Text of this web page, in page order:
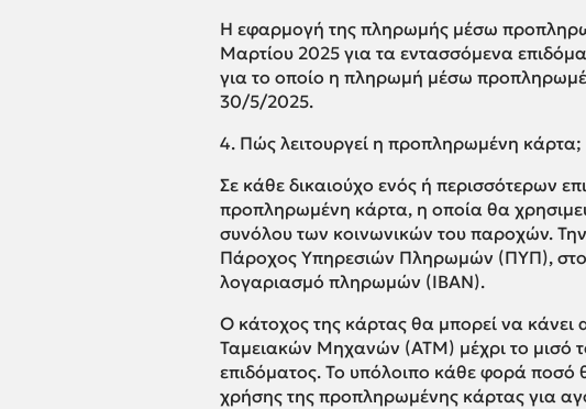
Η εφαρμογή της πληρωμής μέσω
Μαρτίου 2025 για τα εντασσόμενα
για το οποίο η πληρωμή μέσω
30/5/2025.
4. Πώς λειτουργεί η προπληρωμένη κάρτα;
Σε κάθε δικαιούχο ενός ή περισσότερων
προπληρωμένη κάρτα, η οποία θα
συνόλου των κοινωνικών του παροχών.
Πάροχος Υπηρεσιών Πληρωμών (ΠΥΠ), στον
λογαριασμό πληρωμών (IBAN).
Ο κάτοχος της κάρτας θα μπορεί να
Ταμειακών Μηχανών (ΑΤΜ) μέχρι το μισό
επιδόματος. Το υπόλοιπο κάθε φορά ποσό
χρήσης της προπληρωμένης κάρτας για